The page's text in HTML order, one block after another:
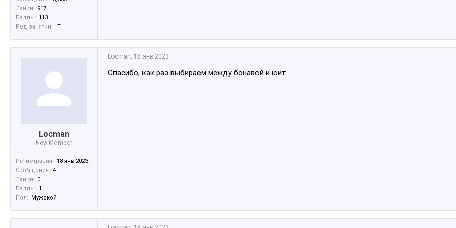
Лайки: 917
Баллы: 113
Род занятий: IT
Locman
New Member
Регистрация: 18 янв 2023
Сообщения: 4
Лайки: 0
Баллы: 1
Пол: Мужской
Locman, 18 янв 2023
Спасибо, как раз выбираем между бонавой и юит